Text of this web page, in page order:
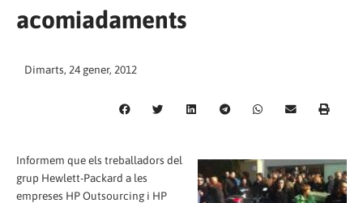
acomiadaments
Dimarts, 24 gener, 2012
Informem que els treballadors del
grup Hewlett-Packard a les
empreses HP Outsourcing i HP